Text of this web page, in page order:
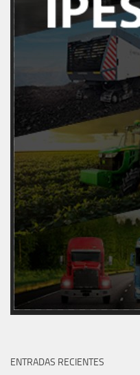
ENTRADAS RECIENTES